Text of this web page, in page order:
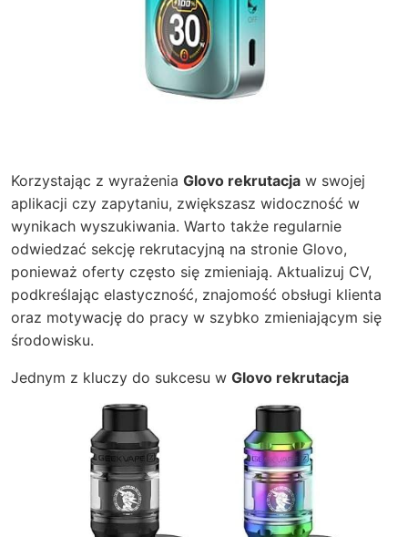
Korzystając z wyrażenia Glovo rekrutacja w swojej
aplikacji czy zapytaniu, zwiększasz widoczność w
wynikach wyszukiwania. Warto także regularnie
odwiedzać sekcję rekrutacyjną na stronie Glovo,
ponieważ oferty często się zmieniają. Aktualizuj CV,
podkreślając elastyczność, znajomość obsługi klienta
oraz motywację do pracy w szybko zmieniającym się
środowisku.
Jednym z kluczy do sukcesu w Glovo rekrutacja